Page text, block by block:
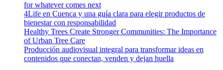
for whatever comes next
4Life en Cuenca y una guía clara para elegir productos de
bienestar con responsabilidad
Healthy Trees Create Stronger Communities: The Importance
of Urban Tree Care
Producción audiovisual integral para transformar ideas en
contenidos que conectan, venden y dejan huella